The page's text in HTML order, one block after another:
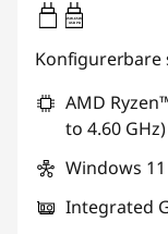
45W-65W
USB PD
Konfigurerbare
AMD
to 4.60 GHz)
Windows
Integrated